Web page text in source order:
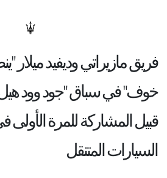
فريق مازيراتي وديفيد ميلار
خوف" في سباق "جود وود هيل
قبيل المشاركة للمرة
السيارات المتنقل